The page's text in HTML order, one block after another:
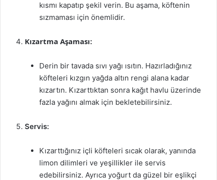
kısmı kapatıp şekil verin. Bu aşama, köftenin
sızmaması için önemlidir.
Kızartma Aşaması:
Derin bir tavada sıvı yağı ısıtın. Hazırladığınız
köfteleri kızgın yağda altın rengi alana kadar
kızartın. Kızarttıktan sonra kağıt havlu üzerinde
fazla yağını almak için bekletebilirsiniz.
Servis:
Kızarttığınız içli köfteleri sıcak olarak, yanında
limon dilimleri ve yeşillikler ile servis
edebilirsiniz. Ayrıca yoğurt da güzel bir eşlikçi